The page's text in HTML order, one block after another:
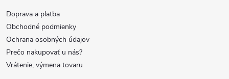
e
Doprava a platba
Obchodné podmienky
Ochrana osobných údajov
Prečo nakupovať u nás?
Vrátenie, výmena tovaru